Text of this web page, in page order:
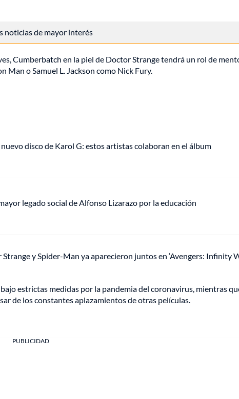
noticias de mayor interés
Cumberbatch en la piel de Doctor Strange tendrá un rol de
Man o Samuel L. Jackson como Nick Fury.
disco de Karol G: estos artistas colaboran en el álbum
legado social de Alfonso Lizarazo por la educación
y Spider-Man ya aparecieron juntos en ‘Avengers: Infinity
estrictas medidas por la pandemia del coronavirus, mientras
de los constantes aplazamientos de otras películas.
PUBLICIDAD